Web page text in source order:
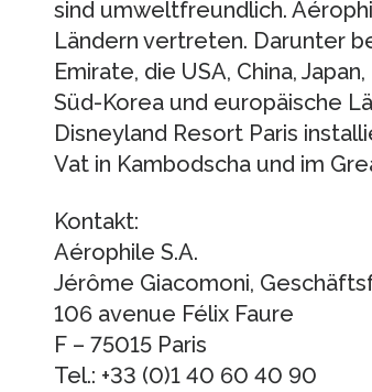
sind umweltfreundlich.
Ländern vertreten. Darunter
Emirate, die USA, China,
Süd-Korea und europäische
Disneyland Resort Paris
Vat in Kambodscha und im
Kontakt:
Aérophile S.A.
Jérôme Giacomoni,
106 avenue Félix Faure
F – 75015 Paris
Tel.: +33 (0)1 40 60 40 90